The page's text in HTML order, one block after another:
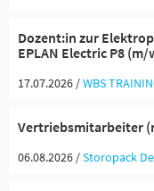
Dozent:in zur
EPLAN Electric P8
17.07.2026 /WBS
Vertriebsmitarbeiter
06.08.2026 /Storopack